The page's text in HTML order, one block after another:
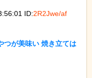
ID:2R2Jwe/af
つが美味い 焼き立ては